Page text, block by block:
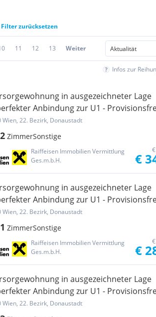
Filter zurücksetzen
11 12 13 Weiter
Infos zur
in ausgezeichneter Lage
Anbindung zur U1 -
Erstbezug
Wien, 22. Bezirk, Donaustadt
2 ZimmerSonstige
Raiffeisen Immobilien Vermittlung
Ges.m.b.H.
€
in ausgezeichneter Lage
Anbindung zur U1 -
Erstbezug
Wien, 22. Bezirk, Donaustadt
1 ZimmerSonstige
Raiffeisen Immobilien Vermittlung
Ges.m.b.H.
€
in ausgezeichneter Lage
Anbindung zur U1 -
Erstbezug
Wien, 22. Bezirk, Donaustadt